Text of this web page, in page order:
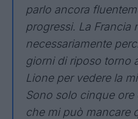
parlo ancora
progressi. La Francia
necessariamente
giorni di riposo torno
Lione per vedere la
Sono solo cinque
che mi può mancare